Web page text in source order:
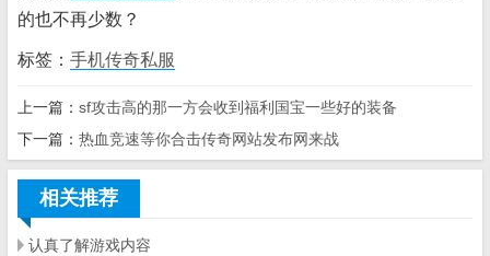
的也不再少数？
标签： 手机传奇私服
上一篇： sf攻击高的那一方会收到福利国宝一些好的装备
下一篇： 热血竞速等你合击传奇网站发布网来战
相关推荐
认真了解游戏内容